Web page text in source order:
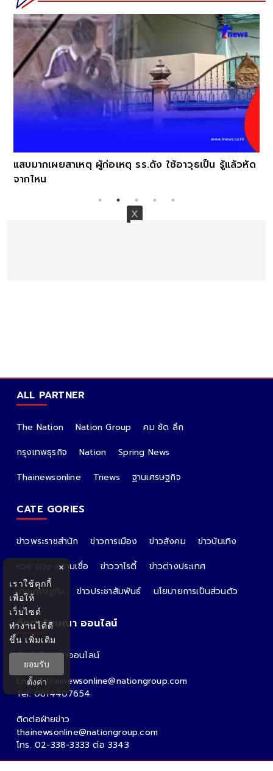
แสบมากเผยสาเหตุ ผู้ก่อเหตุ รร.ดัง ใช้อาวุธเป็น รู้แล้วหัด
จากไหน
ALL PARTNER
The Nation Nation Group
คม ชัด ลึก
กรุงเทพธุรกิจ
Nation
Spring News
Thainewsonline
Tnews ฐานเศรษฐกิจ
CATE GORIES
ข่าวพระราชสำนัก ข่าวการเมือง ข่าวสังคม
ข่าวบันเทิง
หวย ดวง ความเชื่อ
ข่าววาไรตี้
ข่าวต่างประเทศ
ข่าวเศรษฐกิจ
ข่าวประชาสัมพันธ์ นโยบายการเป็นส่วนตัว
ติดต่อโฆษณา ออนไลน์
ติดต่อโฆษณาออนไลน์
คุณอ้อ
Email : thainewsonline@nationgroup.com
Tel: 0814407654
ติดต่อฝ่ายข่าว
thainewsonline@nationgroup.com
โทร. 02-338-3333 ต่อ 3343
×
เราใช้คุกกี้
เพื่อให้
เว็บไซต์
ทำงานได้ดี
ขึ้น เพิ่มเติม
ยอมรับ
ตั้งค่า